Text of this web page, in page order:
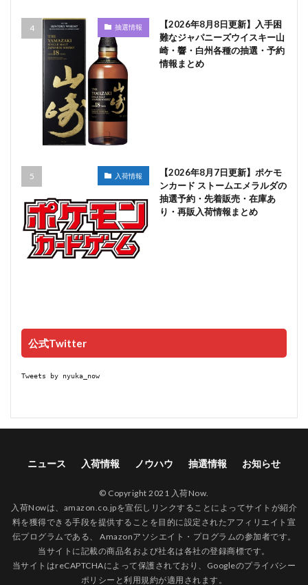
抽選情報
【2026年8月8日更新】入手困
難なジャパニーズウイスキー山
崎・響・白州各種の抽選・予約
情報まとめ
入荷情報
【2026年8月7日更新】ポケモ
ンカード ストームエメラルダの
抽選予約・先着販売・在庫あ
り・再販入荷情報まとめ
公式Twitter
Tweets by nyuka_now
ニュース 入荷情報 ノウハウ 抽選情報 お知らせ
© Copyright 2021 入荷Now.
入荷Nowは、amazon.co.jpを宣伝しリンクすることによってサイトが紹介
料を獲得できる手段を提供することを目的に設定されたアフィリエイト宣
伝プログラムである、 Amazonアソシエイト・プログラムの参加者です。
当サイトに記載の商品名および社名は各社の登録商標です。
当サイトはreCAPTCHAによって保護されており、Googleのプライバシー
ポリシー と利用規約が適用されます。